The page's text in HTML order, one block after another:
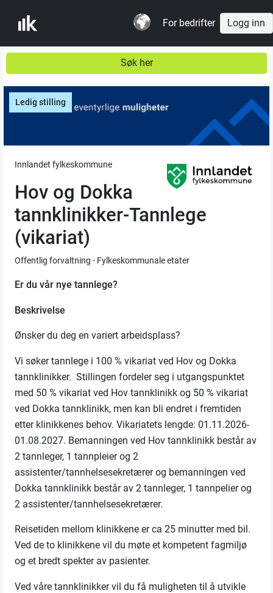
For bedrifter Logg inn
Søk her
Ledig stilling
Innlandet fylkeskommune
Hov og Dokka
tannklinikker-Tannlege
(vikariat)
Offentlig forvaltning - Fylkeskommunale etater
Er du vår nye tannlege?
Beskrivelse
Ønsker du deg en variert arbeidsplass?
Vi søker tannlege i 100 % vikariat ved Hov og Dokka
tannklinikker. Stillingen fordeler seg i utgangspunktet
med 50 % vikariat ved Hov tannklinikk og 50 % vikariat
ved Dokka tannklinikk, men kan bli endret i fremtiden
etter klinikkenes behov. Vikariatets lengde: 01.11.2026-
01.08.2027. Bemanningen ved Hov tannklinikk består av
2 tannleger, 1 tannpleier og 2
assistenter/tannhelsesekretærer og bemanningen ved
Dokka tannklinikk består av 2 tannleger, 1 tannpelier og
2 assistenter/tannhelsesekretærer.
Reisetiden mellom klinikkene er ca 25 minutter med bil.
Ved de to klinikkene vil du møte et kompetent fagmiljø
og et bredt spekter av pasienter.
Ved våre tannklinikker vil du få muligheten til å utvikle